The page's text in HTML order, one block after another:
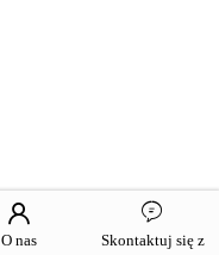
O nas
Skontaktuj się z